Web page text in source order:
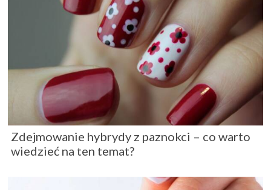
Zdejmowanie hybrydy z paznokci – co warto
wiedzieć na ten temat?